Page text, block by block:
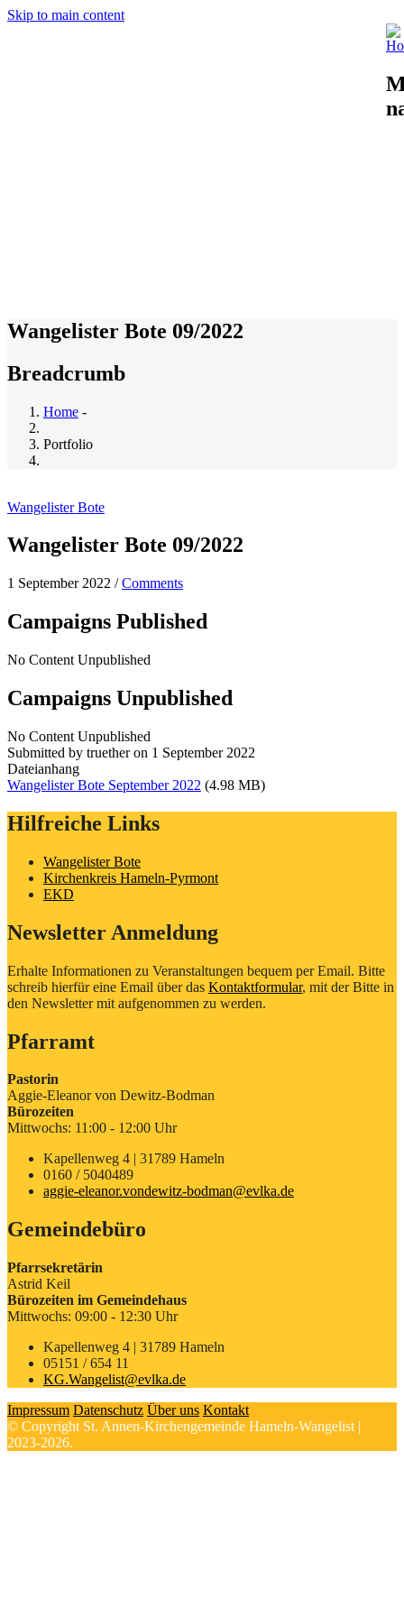
Skip to main content
Wangelister Bote 09/2022
Breadcrumb
Home -
Portfolio
Wangelister Bote
Wangelister Bote 09/2022
1 September 2022 /Comments
Campaigns Published
No Content Unpublished
Campaigns Unpublished
No Content Unpublished
Submitted by truetheron 1 September 2022
Dateianhang
Wangelister Bote September 2022 (4.98 MB)
Hilfreiche Links
Wangelister Bote
Kirchenkreis Hameln-Pyrmont
EKD
Newsletter Anmeldung
Erhalte Informationen zu Veranstaltungen bequem per Email. Bitte
schreib hierfür eine Email über das Kontaktformular, mit der Bitte in
den Newsletter mit aufgenommen zu werden.
Pfarramt
Pastorin
Aggie-Eleanor von Dewitz-Bodman
Bürozeiten
Mittwochs: 11:00 - 12:00 Uhr
Kapellenweg 4 | 31789 Hameln
0160 / 5040489
aggie-eleanor.vondewitz-bodman@evlka.de
Gemeindebüro
Pfarrsekretärin
Astrid Keil
Bürozeiten im Gemeindehaus
Mittwochs: 09:00 - 12:30 Uhr
Kapellenweg 4 | 31789 Hameln
05151 / 654 11
KG.Wangelist@evlka.de
Impressum Datenschutz Über uns Kontakt
© Copyright St. Annen-Kirchengemeinde Hameln-Wangelist |
2023-2026.